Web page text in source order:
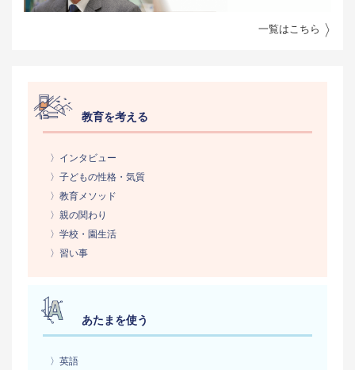
一覧はこちら
教育を考える
〉インタビュー
〉子どもの性格・気質
〉教育メソッド
〉親の関わり
〉学校・園生活
〉習い事
あたまを使う
〉英語